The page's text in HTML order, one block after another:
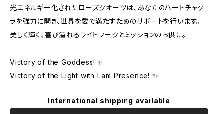
光エネルギー化されたローズクオーツは、あなたのハートチャク
ラを強力に開き、世界を愛で満たすためのサポートを行います。
美しく輝く、喜び溢れるライトワークとミッションのお供に。
Victory of the Goddess! ✨
Victory of the Light with I am Presence! ✨
International shipping available